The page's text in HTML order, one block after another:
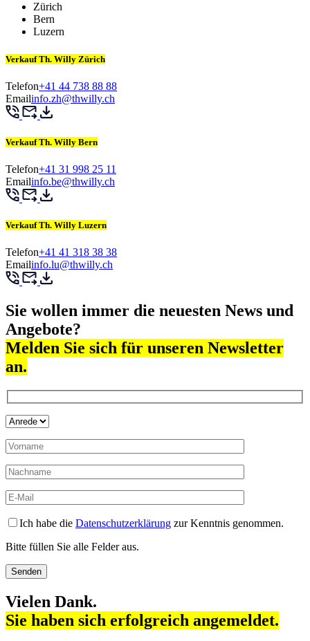
Zürich
Bern
Luzern
Verkauf Th. Willy Zürich
Telefon+41 44 738 88 88
Emailinfo.zh@thwilly.ch
Verkauf Th. Willy Bern
Telefon+41 31 998 25 11
Emailinfo.be@thwilly.ch
Verkauf Th. Willy Luzern
Telefon+41 41 318 38 38
Emailinfo.lu@thwilly.ch
Sie wollen immer die neuesten News und
Angebote?
Melden Sie sich für unseren Newsletter
an.
Ich habe die Datenschutzerklärung zur Kenntnis genommen.
Bitte füllen Sie alle Felder aus.
Vielen Dank.
Sie haben sich erfolgreich angemeldet.